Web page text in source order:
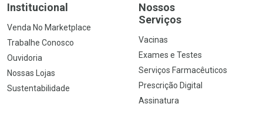
Institucional
Venda No Marketplace
Trabalhe Conosco
Ouvidoria
Nossas Lojas
Sustentabilidade
Nossos
Serviços
Vacinas
Exames e Testes
Serviços Farmacêuticos
Prescrição Digital
Assinatura